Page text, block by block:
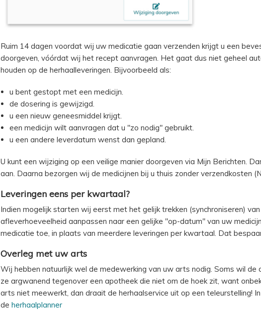
Ruim 14 dagen voordat wij uw medicatie gaan verzenden krijgt u een
doorgeven, vóórdat wij het recept aanvragen. Het gaat dus niet geheel
houden op de herhaalleveringen. Bijvoorbeeld als:
u bent gestopt met een medicijn.
de dosering is gewijzigd.
u een nieuw geneesmiddel krijgt.
een medicijn wilt aanvragen dat u "zo nodig" gebruikt.
u een andere leverdatum wenst dan gepland.
U kunt een wijziging op een veilige manier doorgeven via Mijn Berichten.
aan. Daarna bezorgen wij de medicijnen bij u thuis zonder verzendkosten
Leveringen eens per kwartaal?
Indien mogelijk starten wij eerst met het gelijk trekken (synchroniseren)
afleverhoeveelheid aanpassen naar een gelijke "op-datum" van uw
medicatie toe, in plaats van meerdere leveringen per kwartaal. Dat
Overleg met uw arts
Wij hebben natuurlijk wel de medewerking van uw arts nodig. Soms wil de
ze argwanend tegenover een apotheek die niet om de hoek zit, want
arts niet meewerkt, dan draait de herhaalservice uit op een teleurstelling!
de herhaalplanner